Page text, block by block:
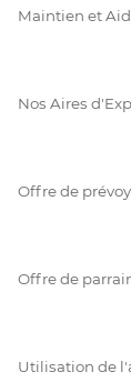
Maintien et
Nos Aires
Offre de
Offre de
Utilisation de